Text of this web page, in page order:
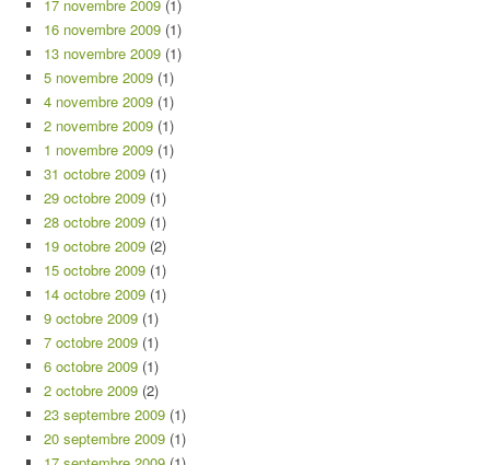
17 novembre 2009 (1)
16 novembre 2009 (1)
13 novembre 2009 (1)
5 novembre 2009 (1)
4 novembre 2009 (1)
2 novembre 2009 (1)
1 novembre 2009 (1)
31 octobre 2009 (1)
29 octobre 2009 (1)
28 octobre 2009 (1)
19 octobre 2009 (2)
15 octobre 2009 (1)
14 octobre 2009 (1)
9 octobre 2009 (1)
7 octobre 2009 (1)
6 octobre 2009 (1)
2 octobre 2009 (2)
23 septembre 2009 (1)
20 septembre 2009 (1)